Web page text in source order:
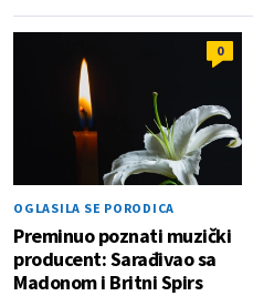
0
OGLASILA SE PORODICA
Preminuo poznati muzički
producent: Sarađivao sa
Madonom i Britni Spirs